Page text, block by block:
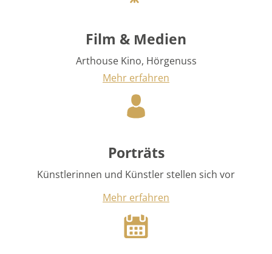
Porträts
Mehr erfahren
Kultur Digital